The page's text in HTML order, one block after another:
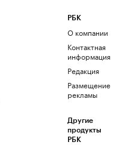
РБК
О компании
Контактная
информация
Редакция
Размещение
рекламы
Другие
продукты
РБК